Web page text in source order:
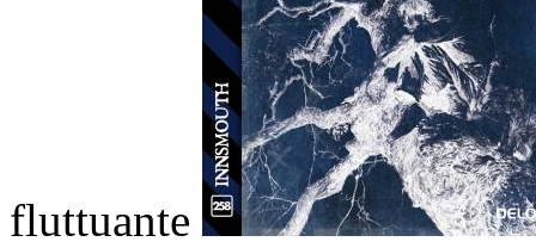
fluttuante